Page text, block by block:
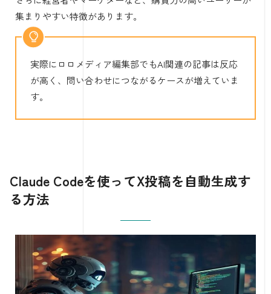
集まりやすい特徴があります。
実際にロロメディア編集部でもAI関連の記事は反応
が高く、問い合わせにつながるケースが増えていま
す。
Claude Codeを使ってX投稿を自動生成す
る方法